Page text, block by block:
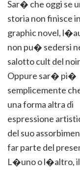
Sar� che oggi se
storia non finisce
graphic novel,
non pu� sedersi
salotto cult del
Oppure sar� pi�
semplicemente
una forma altra di
espressione
del suo
far parte del
L�uno o l�altro, il